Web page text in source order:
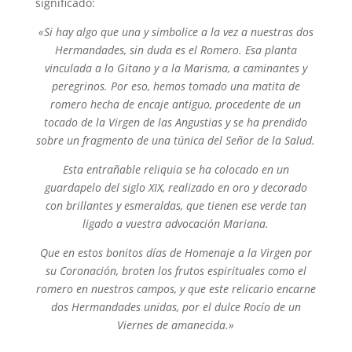
«Si hay algo que una y simbolice a la vez a nuestras dos
Hermandades, sin duda es el Romero. Esa planta
vinculada a lo Gitano y a la Marisma, a caminantes y
peregrinos. Por eso, hemos tomado una matita de
romero hecha de encaje antiguo, procedente de un
tocado de la Virgen de las Angustias y se ha prendido
sobre un fragmento de una túnica del Señor de la Salud.
Esta entrañable reliquia se ha colocado en un
guardapelo del siglo XIX, realizado en oro y decorado
con brillantes y esmeraldas, que tienen ese verde tan
ligado a vuestra advocación Mariana.
Que en estos bonitos días de Homenaje a la Virgen por
su Coronación, broten los frutos espirituales como el
romero en nuestros campos, y que este relicario encarne
dos Hermandades unidas, por el dulce Rocío de un
Viernes de amanecida.»